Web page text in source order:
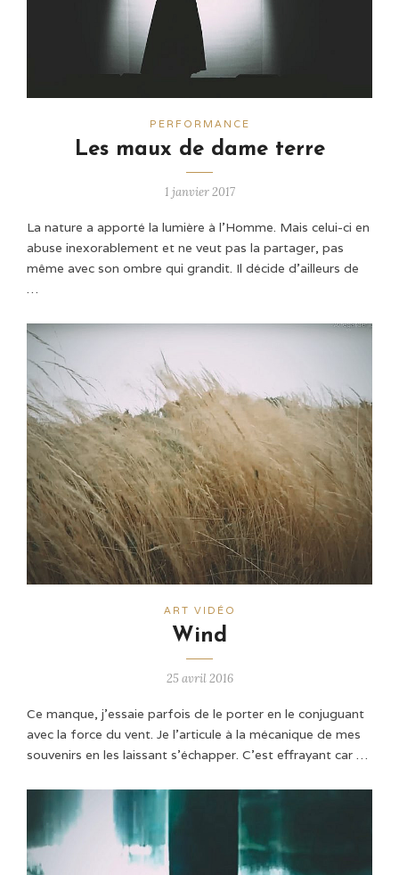
PERFORMANCE
Les maux de dame terre
1 janvier 2017
La nature a apporté la lumière à l’Homme. Mais celui-ci en
abuse inexorablement et ne veut pas la partager, pas
même avec son ombre qui grandit. Il décide d'ailleurs de
…
ART VIDÉO
Wind
25 avril 2016
Ce manque, j’essaie parfois de le porter en le conjuguant
avec la force du vent. Je l’articule à la mécanique de mes
souvenirs en les laissant s’échapper. C’est effrayant car …